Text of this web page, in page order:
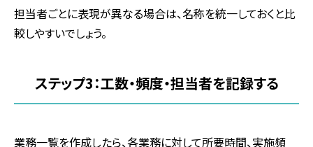
担当者ごとに表現が異なる場合は、名称を統一しておくと比
較しやすいでしょう。
ステップ3：工数・頻度・担当者を記録する
業務一覧を作成したら、各業務に対して所要時間、実施頻